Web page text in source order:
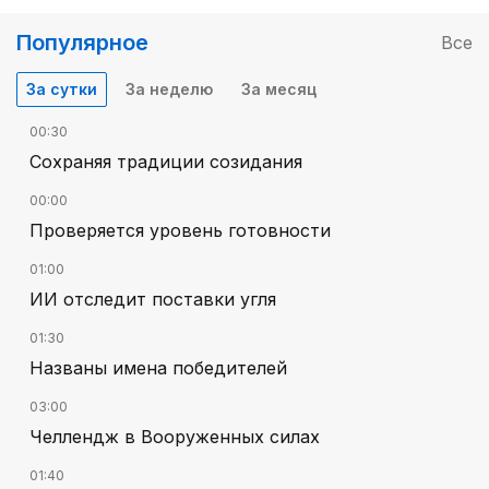
Популярное Все
За сутки За неделю За месяц
00:30
Сохраняя традиции созидания
00:00
Проверяется уровень готовности
01:00
ИИ отследит поставки угля
01:30
Названы имена победителей
03:00
Челлендж в Вооруженных силах
01:40